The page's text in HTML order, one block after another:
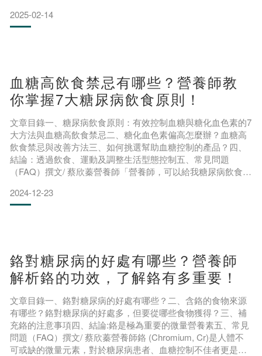
糖友也能安心喝牛奶。讓我們一起來了解糖尿病患者該如何喝
牛奶，同時兼顧血糖控制與營養補充。一、糖尿病可以喝牛奶
2025-02-14
血糖高飲食禁忌有哪些？營養師教
你掌握7大糖尿病飲食原則！
文章目錄一、糖尿病飲食原則：有效控制血糖與糖化血色素的7
大方法與血糖高飲食禁忌二、糖化血色素偏高怎麼辦？血糖高
飲食禁忌與改善方法三、如何挑選幫助血糖控制的產品？四、
結論：透過飲食、運動及調整生活型態控制五、常見問題
（FAQ）撰文/ 蔡欣蓁營養師「營養師，可以給我糖尿病飲食菜
是糖友經常遇到的課題，許多患者因為對疾病的不了解而對進
食感到恐懼，進而過度限制飲食，導致營養不良、加速疾病惡
2024-12-23
鉻對糖尿病的好處有哪些？營養師
解析鉻的功效，了解鉻有多重要！
文章目錄一、鉻對糖尿病的好處有哪些？二、含鉻的食物來源
有哪些？鉻對糖尿病的好處多，但要從哪些食物獲得？三、補
充鉻的注意事項四、結論:鉻是極為重要的微量營養素五、常見
問題（FAQ）撰文/ 蔡欣蓁營養師鉻 (Chromium, Cr)是人體不
可或缺的微量元素，對於糖尿病患者、血糖控制不佳者更是扮